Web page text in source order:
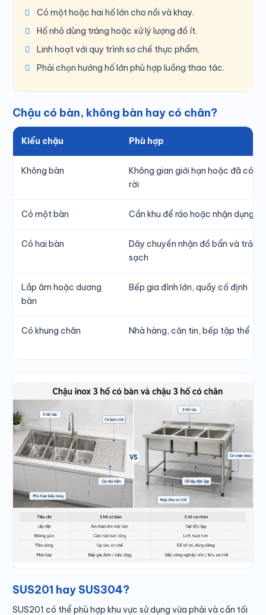
Có một hoặc hai hố lớn cho nồi và khay.
Hố nhỏ dùng tráng hoặc xử lý lượng đồ ít.
Linh hoạt với quy trình sơ chế thực phẩm.
Phải chọn hướng hố lớn phù hợp luồng thao tác.
Chậu có bàn, không bàn hay có chân?
Kiểu chậu Phù hợp
Không bàn
Không gian giới hạn hoặc đã có
rời
Có một bàn Cần khu để ráo hoặc nhận dụng cụ
Có hai bàn
Dây chuyền nhận đồ bẩn và trả đồ
sạch
Lắp âm hoặc dương
bàn
Bếp gia đình lớn, quầy cố định
Có khung chân Nhà hàng, căn tin, bếp tập thể
SUS201 hay SUS304?
SUS201 có thể phù hợp khu vực sử dụng vừa phải và cần tối